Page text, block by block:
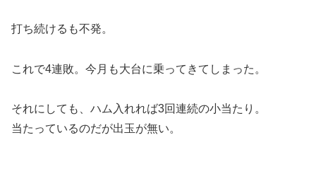
打ち続けるも不発。
これで4連敗。今月も大台に乗ってきてしまった。
それにしても、ハム入れれば3回連続の小当たり。
当たっているのだが出玉が無い。